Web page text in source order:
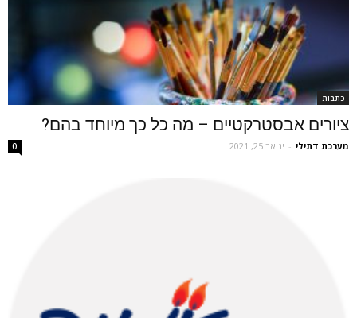
כתבות
ציורים אבסטרקטיים – מה כל כך מיוחד בהם?
מערכת דתילי - ינואר 25, 2021 0